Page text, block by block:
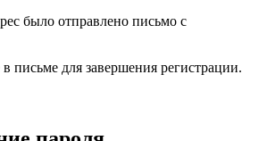
было отправлено письмо с
письме для завершения регистрации.